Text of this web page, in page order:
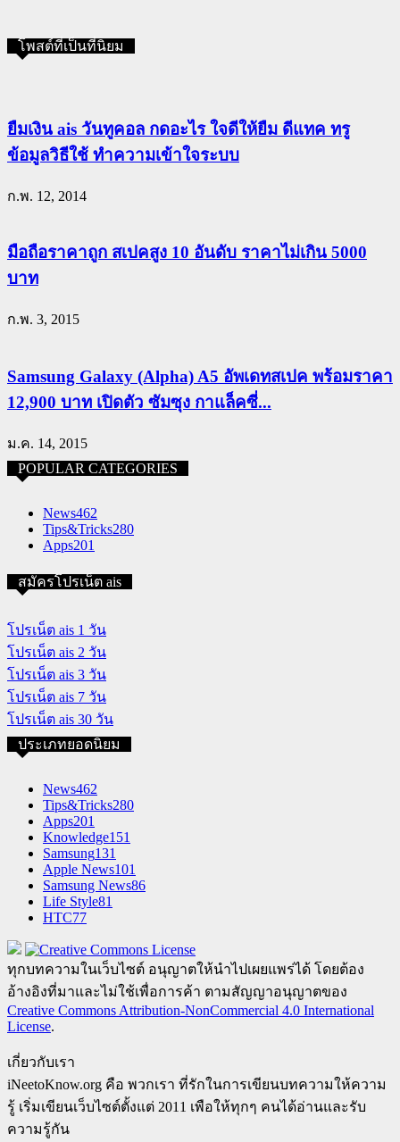
โพสต์ที่เป็นที่นิยม
ยืมเงิน ais วันทูคอล กดอะไร ใจดีให้ยืม ดีแทค ทรู
ข้อมูลวิธีใช้ ทำความเข้าใจระบบ
ก.พ. 12, 2014
มือถือราคาถูก สเปคสูง 10 อันดับ ราคาไม่เกิน 5000
บาท
ก.พ. 3, 2015
Samsung Galaxy (Alpha) A5 อัพเดทสเปค พร้อมราคา
12,900 บาท เปิดตัว ซัมซุง กาแล็คซี่...
ม.ค. 14, 2015
POPULAR CATEGORIES
News462
Tips&Tricks280
Apps201
สมัครโปรเน็ต ais
โปรเน็ต ais 1 วัน
โปรเน็ต ais 2 วัน
โปรเน็ต ais 3 วัน
โปรเน็ต ais 7 วัน
โปรเน็ต ais 30 วัน
ประเภทยอดนิยม
News462
Tips&Tricks280
Apps201
Knowledge151
Samsung131
Apple News101
Samsung News86
Life Style81
HTC77
ทุกบทความในเว็บไซต์ อนุญาตให้นำไปเผยแพร่ได้ โดยต้อง
อ้างอิงที่มาและไม่ใช้เพื่อการค้า ตามสัญญาอนุญาตของ
Creative Commons Attribution-NonCommercial 4.0 International
License.
เกี่ยวกับเรา
iNeetoKnow.org คือ พวกเรา ที่รักในการเขียนบทความให้ความ
รู้ เริ่มเขียนเว็บไซต์ตั้งแต่ 2011 เพือให้ทุกๆ คนได้อ่านและรับ
ความรู้กัน